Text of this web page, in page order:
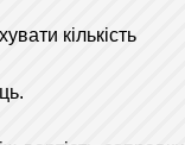
кількість